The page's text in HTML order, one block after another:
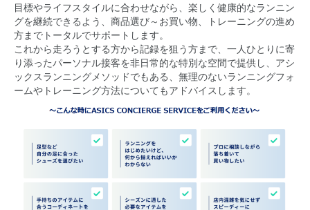
目標やライフスタイルに合わせながら、楽しく健康的なランニン
グを継続できるよう、商品選び～お買い物、トレーニングの進め
方までトータルでサポートします。
これから走ろうとする方から記録を狙う方まで、一人ひとりに寄
り添ったパーソナル接客を非日常的な特別な空間で提供し、アシ
ックスランニングメソッドでもある、無理のないランニングフォ
ームやトレーニング方法についてもアドバイスします。